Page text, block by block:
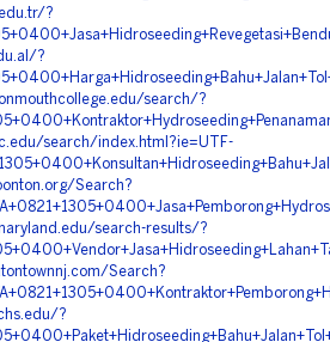
?
?
search/?
search/index.html?ie=UTF-
Search?
search-results/?
Search?
?